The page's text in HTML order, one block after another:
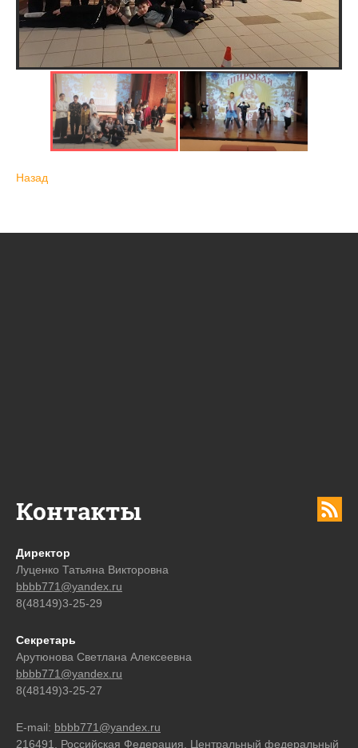
Назад
Контакты
Директор
Луценко Татьяна Викторовна
bbbb771@yandex.ru
8(48149)3-25-29
Секретарь
Арутюнова Светлана Алексеевна
bbbb771@yandex.ru
8(48149)3-25-27
E-mail: bbbb771@yandex.ru
216491, Российская Федерация, Центральный федеральный